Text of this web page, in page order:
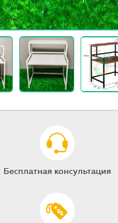
Бесплатная консультация